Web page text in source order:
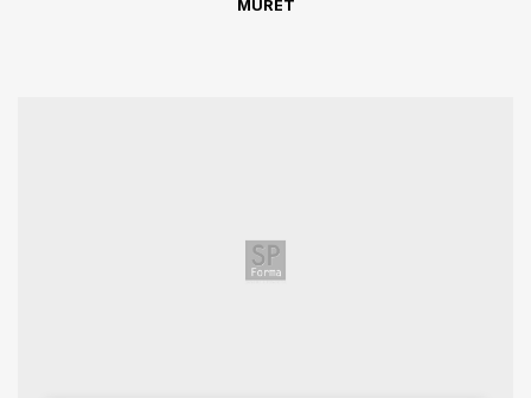
MURET